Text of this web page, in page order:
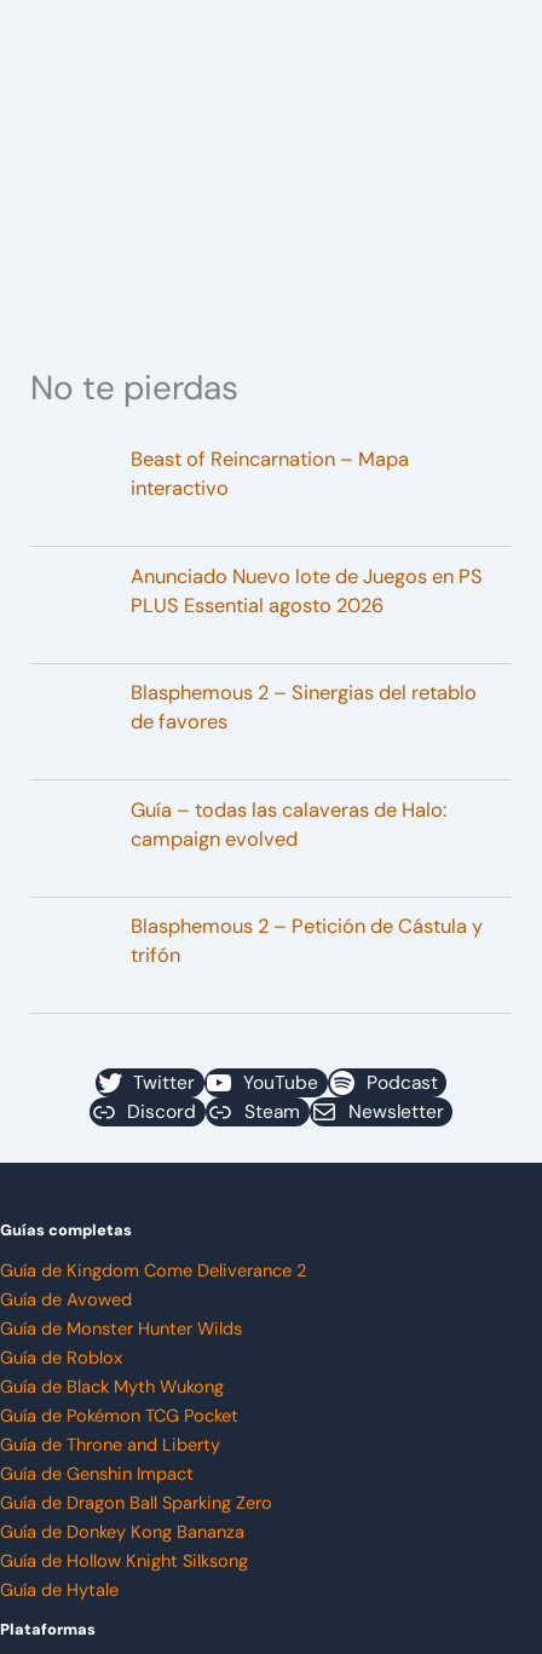
No te pierdas
Beast of Reincarnation – Mapa
interactivo
Anunciado Nuevo lote de Juegos en PS
PLUS Essential agosto 2026
Blasphemous 2 – Sinergias del retablo
de favores
Guía – todas las calaveras de Halo:
campaign evolved
Blasphemous 2 – Petición de Cástula y
trifón
Twitter YouTube
Podcast
Discord
Steam Newsletter
Guías completas
Guía de Kingdom Come Deliverance 2
Guía de Avowed
Guía de Monster Hunter Wilds
Guía de Roblox
Guía de Black Myth Wukong
Guía de Pokémon TCG Pocket
Guía de Throne and Liberty
Guía de Genshin Impact
Guía de Dragon Ball Sparking Zero
Guía de Donkey Kong Bananza
Guía de Hollow Knight Silksong
Guía de Hytale
Plataformas